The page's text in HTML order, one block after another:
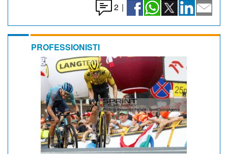
2 |
PROFESSIONISTI